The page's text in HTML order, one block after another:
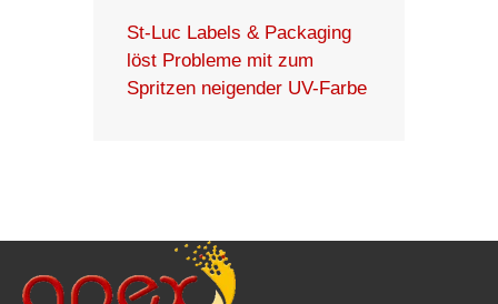
St-Luc Labels & Packaging
löst Probleme mit zum
Spritzen neigender UV-Farbe